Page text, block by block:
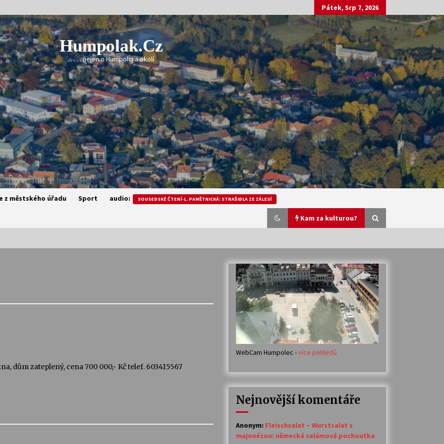
Pátek, Srp 7, 2026
Humpolak.cz
. . . . . nejen o Humpolci a okolí
z městského úřadu Sport audio: SOUSEDSKÉ ČTENÍ-L. PAMĚTNICKÁ: STRAŠIDLA ZE ZÁLESÍ
Kam za kulturou?
Veselí muzikanti
30. 7. 2026
Votavžatský ploty
23. 7. 2026
Vysočinka
14. 7. 2026
30. 6. 2026
dům zateplený, cena 700 000,- Kč telef. 603415567
WebCam Humpolec -více pohledů
Nejnovější komentáře
Anonym: Fleischsalat – Wurstsalat s
majonézou: německá salámová pochoutka